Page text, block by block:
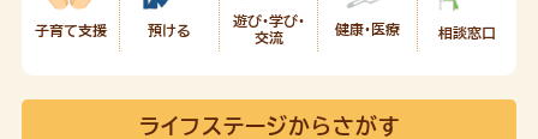
子育て支援 預ける
遊び・学び・
交流
健康・医療 相談窓口
ライフステージからさがす